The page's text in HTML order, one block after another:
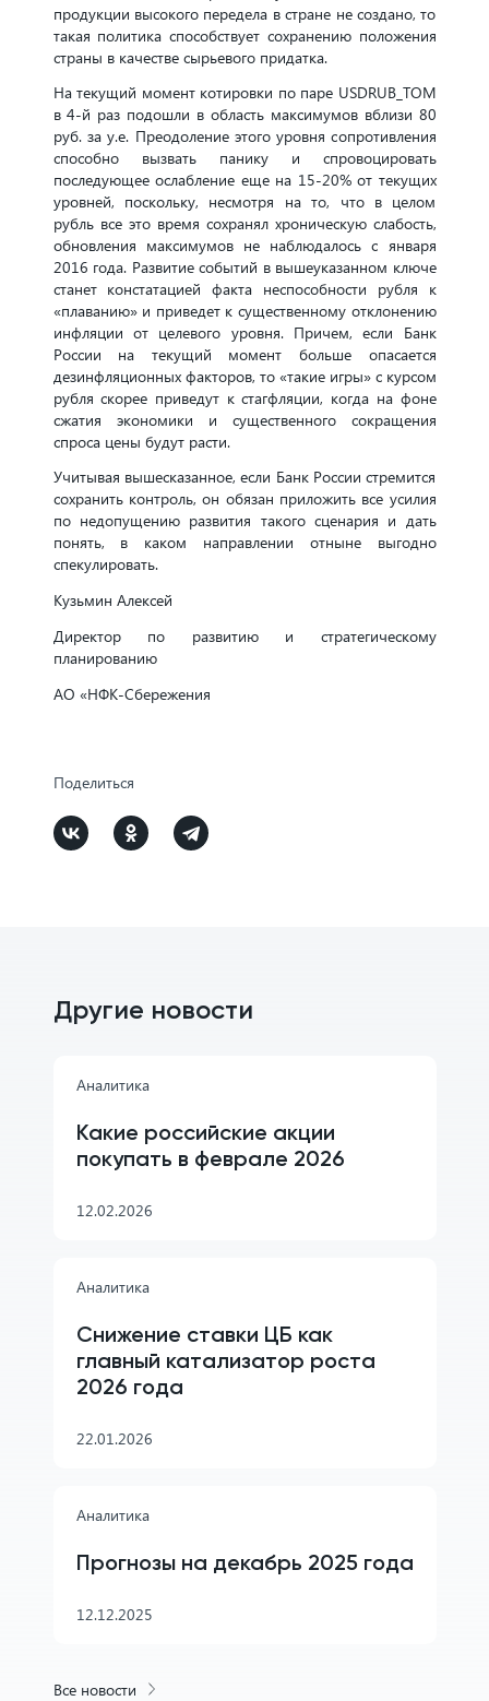
продукции высокого передела в стране не создано, то
такая политика способствует сохранению положения
страны в качестве сырьевого придатка.
На текущий момент котировки по паре USDRUB_TOM
в 4-й раз подошли в область максимумов вблизи 80
руб. за у.е. Преодоление этого уровня сопротивления
способно вызвать панику и спровоцировать
последующее ослабление еще на 15-20% от текущих
уровней, поскольку, несмотря на то, что в целом
рубль все это время сохранял хроническую слабость,
обновления максимумов не наблюдалось с января
2016 года. Развитие событий в вышеуказанном ключе
станет констатацией факта неспособности рубля к
«плаванию» и приведет к существенному отклонению
инфляции от целевого уровня. Причем, если Банк
России на текущий момент больше опасается
дезинфляционных факторов, то «такие игры» с курсом
рубля скорее приведут к стагфляции, когда на фоне
сжатия экономики и существенного сокращения
спроса цены будут расти.
Учитывая вышесказанное, если Банк России стремится
сохранить контроль, он обязан приложить все усилия
по недопущению развития такого сценария и дать
понять, в каком направлении отныне выгодно
спекулировать.
Кузьмин Алексей
Директор по развитию и стратегическому
планированию
АО «НФК-Сбережения
Поделиться
Другие новости
Аналитика
Какие российские акции
покупать в феврале 2026
12.02.2026
Аналитика
Снижение ставки ЦБ как
главный катализатор роста
2026 года
22.01.2026
Аналитика
Прогнозы на декабрь 2025 года
12.12.2025
Все новости